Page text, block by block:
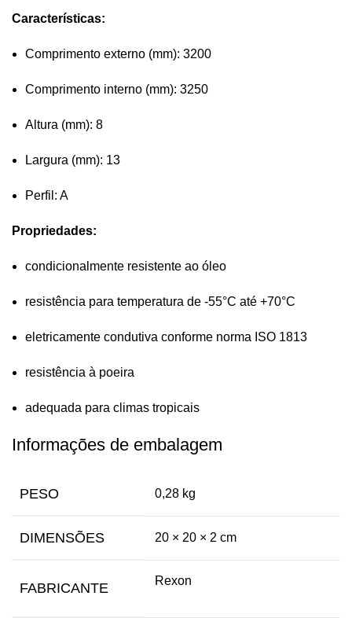
Características:
Comprimento externo (mm): 3200
Comprimento interno (mm): 3250
Altura (mm): 8
Largura (mm): 13
Perfil: A
Propriedades:
condicionalmente resistente ao óleo
resistência para temperatura de -55°C até +70°C
eletricamente condutiva conforme norma ISO 1813
resistência à poeira
adequada para climas tropicais
Informações de embalagem
PESO 0,28 kg
DIMENSÕES 20 × 20 × 2 cm
FABRICANTE Rexon